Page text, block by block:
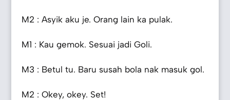
M2 : Asyik aku je. Orang lain ka pulak.
M1 : Kau gemok. Sesuai jadi Goli.
M3 : Betul tu. Baru susah bola nak masuk gol.
M2 : Okey, okey. Set!